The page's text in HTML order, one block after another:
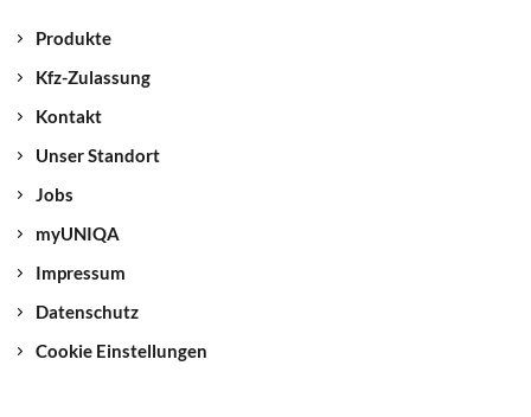
Produkte
Kfz-Zulassung
Kontakt
Unser Standort
Jobs
myUNIQA
Impressum
Datenschutz
Cookie Einstellungen